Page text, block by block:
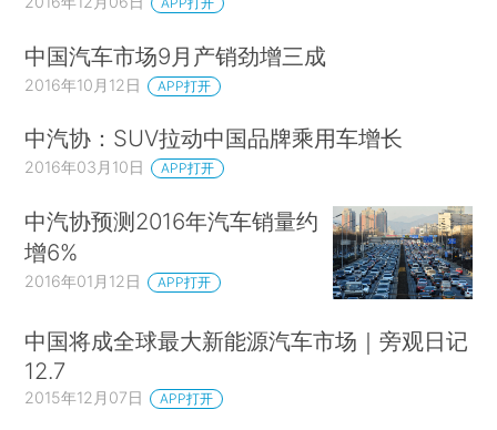
中国汽车市场9月产销劲增三成
2016年10月12日 APP打开
中汽协：SUV拉动中国品牌乘用车增长
2016年03月10日 APP打开
中汽协预测2016年汽车销量约
增6%
2016年01月12日 APP打开
中国将成全球最大新能源汽车市场｜旁观日记
12.7
2015年12月07日 APP打开